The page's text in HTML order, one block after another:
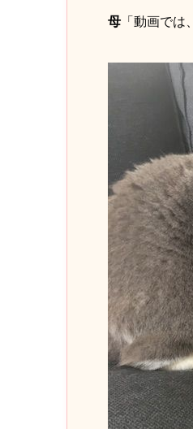
母「動画では